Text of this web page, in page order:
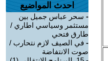
احدث المواضيع
- سحر عباس جميل بين
مستثمر وسياسي اطاري /
طارق فتحي
- في الصيف لازم نتحارب /
صوت الانتفاضة